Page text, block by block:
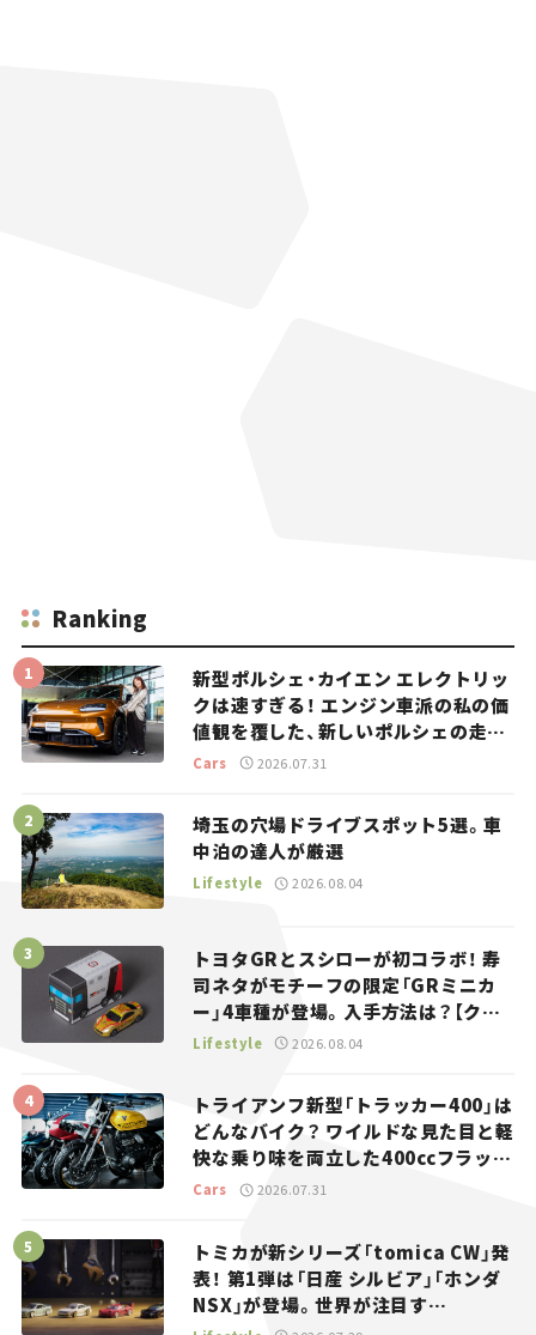
Ranking
新型ポルシェ・カイエン エレクトリッ
クは速すぎる！ エンジン車派の私の価
値観を覆した、新しいポルシェの走
り。
Cars 2026.07.31
埼玉の穴場ドライブスポット5選。車
中泊の達人が厳選
Lifestyle 2026.08.04
トヨタGRとスシローが初コラボ！ 寿
司ネタがモチーフの限定「GRミニカ
ー」4車種が登場。入手方法は？【クル
マとホビー】
Lifestyle 2026.08.04
トライアンフ新型「トラッカー400」は
どんなバイク？ ワイルドな見た目と軽
快な乗り味を両立した400ccフラット
トラッカー【試乗レビュー】
Cars 2026.07.31
トミカが新シリーズ「tomica CW」発
表！ 第1弾は「日産 シルビア」「ホンダ
NSX」が登場。世界が注目す